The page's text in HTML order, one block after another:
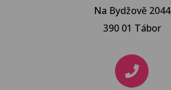
Na Bydžově 2044
390 01 Tábor